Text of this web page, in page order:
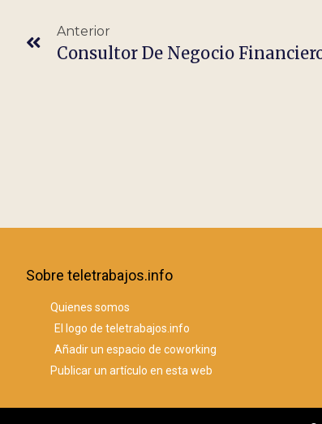
Anterior
Consultor De Negocio
Sobre teletrabajos.info
Quienes somos
El logo de teletrabajos.info
Añadir un espacio de coworking
Publicar un artículo en esta web